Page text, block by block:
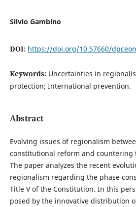
Silvio Gambino
DOI: https://doi.org/10.57660/
Keywords: Uncertainties in
protection; International prevention.
Abstract
Evolving issues of regionalism
constitutional reform and countering
The paper analyzes the recent
regionalism regarding the phase
Title V of the Constitution. In this
posed by the innovative distribution